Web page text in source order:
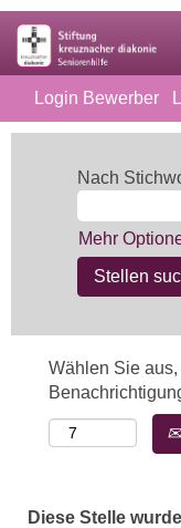
Login Bewerber
Nach
Mehr
Wählen Sie
Diese Stelle